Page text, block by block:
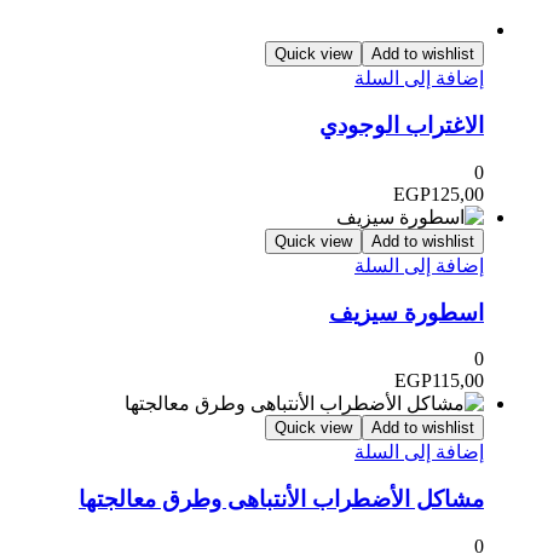
Add to wishlist
Quick view
إلى السلة
الوجودي
EGP
Add to wishlist
Quick view
إلى السلة
سيزيف
EGP
Add to wishlist
Quick view
إلى السلة
الأضطراب الأنتباهى وطرق معالجتها